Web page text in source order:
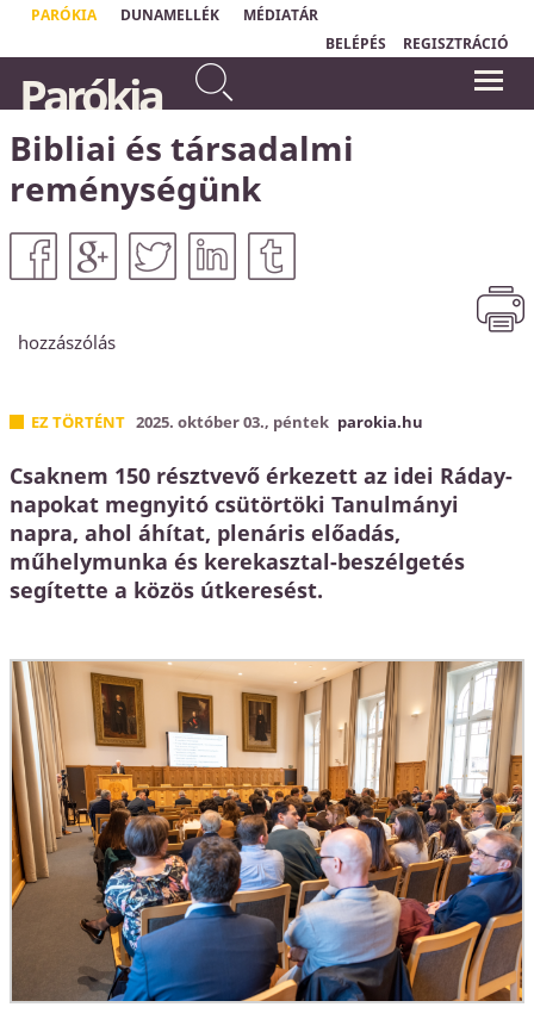
PARÓKIA DUNAMELLÉK
MÉDIATÁR
BELÉPÉS
REGISZTRÁCIÓ
Ki mérte meg markával a
tenger vizét, ki mérte meg
arasszal az eget? Ki mérte meg
mérlegre a hegyeket, és
mérlegserpenyőbe a halmokat?
Ézsaiás könyve 40,12
"Nem a bizalom ad nekünk tartást;
Parókia
Bibliai és társadalmi
reménységünk
hozzászólás
EZ TÖRTÉNT 2025. október 03., péntek parokia.hu
Csaknem 150 résztvevő érkezett az idei Ráday-
napokat megnyitó csütörtöki Tanulmányi
napra, ahol áhítat, plenáris előadás,
műhelymunka és kerekasztal-beszélgetés
segítette a közös útkeresést.